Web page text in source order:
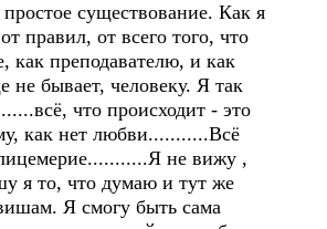
существование. Как я
правил, от всего того, что
как преподавателю, и как
не бывает, человеку. Я так
что происходит - это
как нет любви...........Всё
не вижу ,
я то, что думаю и тут же
Я смогу быть сама